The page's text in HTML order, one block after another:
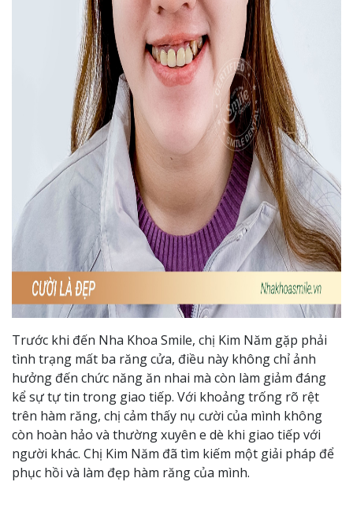
Trước khi đến Nha Khoa Smile, chị Kim Năm gặp phải
tình trạng mất ba răng cửa, điều này không chỉ ảnh
hưởng đến chức năng ăn nhai mà còn làm giảm đáng
kể sự tự tin trong giao tiếp. Với khoảng trống rõ rệt
trên hàm răng, chị cảm thấy nụ cười của mình không
còn hoàn hảo và thường xuyên e dè khi giao tiếp với
người khác. Chị Kim Năm đã tìm kiếm một giải pháp để
phục hồi và làm đẹp hàm răng của mình.